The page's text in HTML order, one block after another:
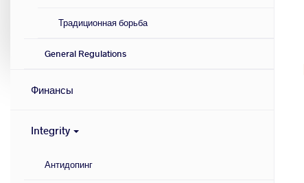
Традиционная борьба
General Regulations
Финансы
Integrity
Антидопинг